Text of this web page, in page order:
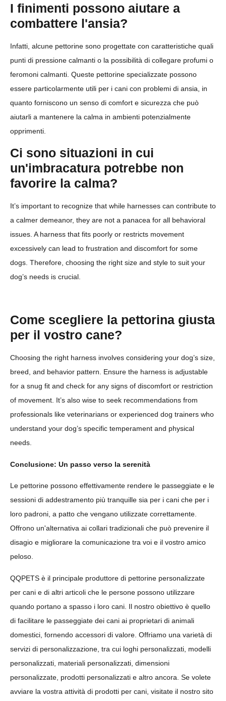
I finimenti possono aiutare a
combattere l'ansia?
Infatti, alcune pettorine sono progettate con caratteristiche quali
punti di pressione calmanti o la possibilità di collegare profumi o
feromoni calmanti. Queste pettorine specializzate possono
essere particolarmente utili per i cani con problemi di ansia, in
quanto forniscono un senso di comfort e sicurezza che può
aiutarli a mantenere la calma in ambienti potenzialmente
opprimenti.
Ci sono situazioni in cui
un'imbracatura potrebbe non
favorire la calma?
It’s important to recognize that while harnesses can contribute to
a calmer demeanor, they are not a panacea for all behavioral
issues. A harness that fits poorly or restricts movement
excessively can lead to frustration and discomfort for some
dogs. Therefore, choosing the right size and style to suit your
dog’s needs is crucial.
Come scegliere la pettorina giusta
per il vostro cane?
Choosing the right harness involves considering your dog’s size,
breed, and behavior pattern. Ensure the harness is adjustable
for a snug fit and check for any signs of discomfort or restriction
of movement. It’s also wise to seek recommendations from
professionals like veterinarians or experienced dog trainers who
understand your dog’s specific temperament and physical
needs.
Conclusione: Un passo verso la serenità
Le pettorine possono effettivamente rendere le passeggiate e le
sessioni di addestramento più tranquille sia per i cani che per i
loro padroni, a patto che vengano utilizzate correttamente.
Offrono un'alternativa ai collari tradizionali che può prevenire il
disagio e migliorare la comunicazione tra voi e il vostro amico
peloso.
QQPETS è il principale produttore di pettorine personalizzate
per cani e di altri articoli che le persone possono utilizzare
quando portano a spasso i loro cani. Il nostro obiettivo è quello
di facilitare le passeggiate dei cani ai proprietari di animali
domestici, fornendo accessori di valore. Offriamo una varietà di
servizi di personalizzazione, tra cui loghi personalizzati, modelli
personalizzati, materiali personalizzati, dimensioni
personalizzate, prodotti personalizzati e altro ancora. Se volete
avviare la vostra attività di prodotti per cani, visitate il nostro sito